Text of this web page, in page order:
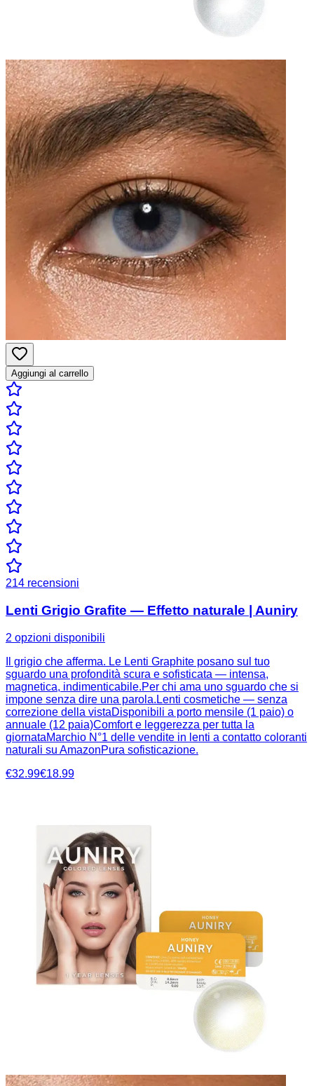
Aggiungi al carrello
214 recensioni
Lenti Grigio Grafite — Effetto naturale | Auniry
2 opzioni disponibili
Il grigio che afferma. Le Lenti Graphite posano sul tuo
sguardo una profondità scura e sofisticata — intensa,
magnetica, indimenticabile.Per chi ama uno sguardo che si
impone senza dire una parola.Lenti cosmetiche — senza
correzione della vistaDisponibili a porto mensile (1 paio) o
annuale (12 paia)Comfort e leggerezza per tutta la
giornataMarchio N°1 delle vendite in lenti a contatto coloranti
naturali su AmazonPura sofisticazione.
€32.99€18.99